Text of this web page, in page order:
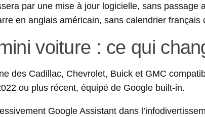
par une mise à jour logicielle, sans passage
en anglais américain, sans calendrier français
voiture : ce qui
des Cadillac, Chevrolet, Buick et GMC
ou plus récent, équipé de Google built-in.
Google Assistant dans